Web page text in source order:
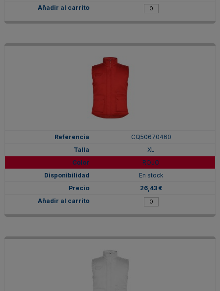
CQ50670460
XL
ROJO
En stock
26,43 €